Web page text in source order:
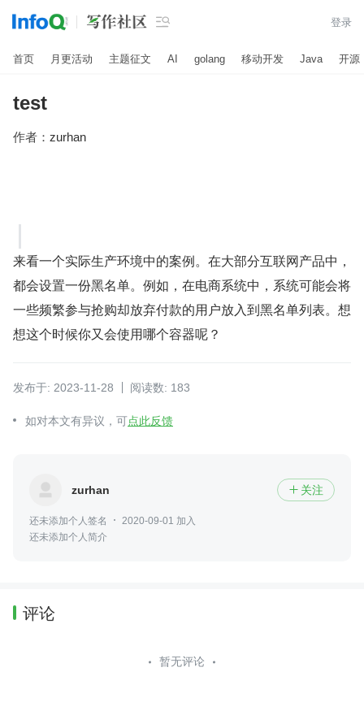
 登录
首页 月更活动 主题征文 AI golang 移动开发 Java 开源
test
作者： zurhan
来看一个实际生产环境中的案例。在大部分互联网产品中，
都会设置一份黑名单。例如，在电商系统中，系统可能会将
一些频繁参与抢购却放弃付款的用户放入到黑名单列表。想
想这个时候你又会使用哪个容器呢？
发布于: 2023-11-28 阅读数: 183
如对本文有异议，可点此反馈
zurhan  关注
还未添加个人签名
2020-09-01 加入
还未添加个人简介
评论
暂无评论